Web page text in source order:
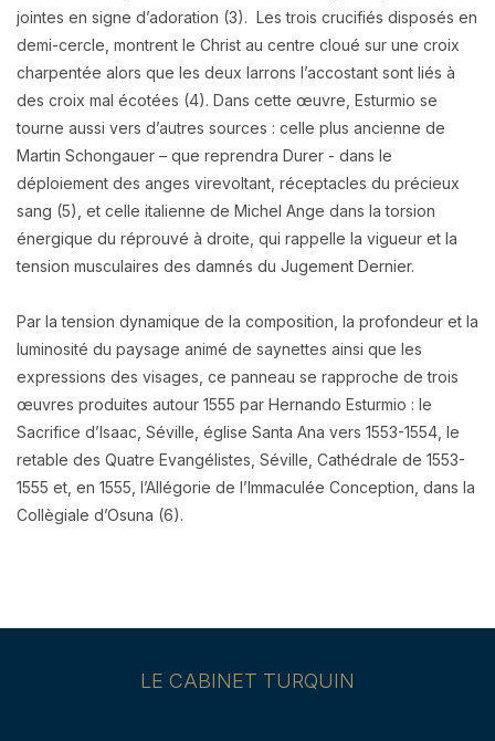
jointes en signe d’adoration (3). Les trois crucifiés disposés en
demi-cercle, montrent le Christ au centre cloué sur une croix
charpentée alors que les deux larrons l’accostant sont liés à
des croix mal écotées (4). Dans cette œuvre, Esturmio se
tourne aussi vers d’autres sources : celle plus ancienne de
Martin Schongauer – que reprendra Durer - dans le
déploiement des anges virevoltant, réceptacles du précieux
sang (5), et celle italienne de Michel Ange dans la torsion
énergique du réprouvé à droite, qui rappelle la vigueur et la
tension musculaires des damnés du Jugement Dernier.
Par la tension dynamique de la composition, la profondeur et la
luminosité du paysage animé de saynettes ainsi que les
expressions des visages, ce panneau se rapproche de trois
œuvres produites autour 1555 par Hernando Esturmio : le
Sacrifice d’Isaac, Séville, église Santa Ana vers 1553-1554, le
retable des Quatre Evangélistes, Séville, Cathédrale de 1553-
1555 et, en 1555, l’Allégorie de l’Immaculée Conception, dans la
Collègiale d’Osuna (6).
LE CABINET TURQUIN